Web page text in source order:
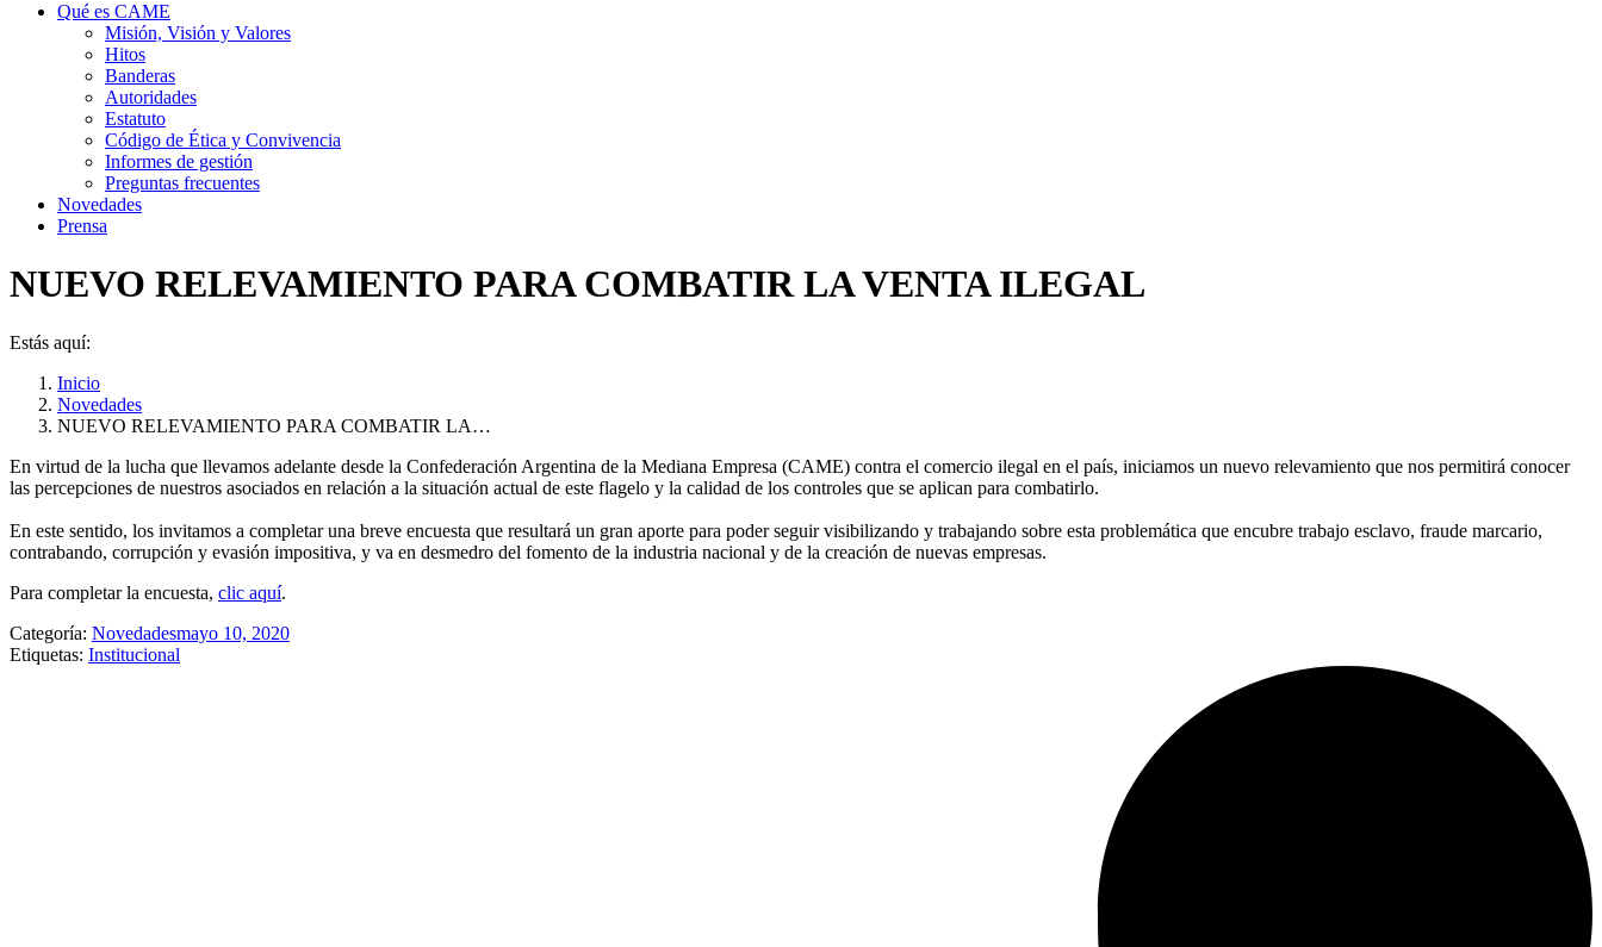
Qué es CAME
Misión, Visión y Valores
Hitos
Banderas
Autoridades
Estatuto
Código de Ética y Convivencia
Informes de gestión
Preguntas frecuentes
Novedades
Prensa
NUEVO RELEVAMIENTO PARA COMBATIR LA VENTA ILEGAL
Estás aquí:
Inicio
Novedades
NUEVO RELEVAMIENTO PARA COMBATIR LA…
En virtud de la lucha que llevamos adelante desde la Confederación Argentina de la Mediana Empresa (CAME) contra el comercio ilegal en el país, iniciamos un nuevo relevamiento que nos permitirá conocer
las percepciones de nuestros asociados en relación a la situación actual de este flagelo y la calidad de los controles que se aplican para combatirlo.
En este sentido, los invitamos a completar una breve encuesta que resultará un gran aporte para poder seguir visibilizando y trabajando sobre esta problemática que encubre trabajo esclavo, fraude marcario,
contrabando, corrupción y evasión impositiva, y va en desmedro del fomento de la industria nacional y de la creación de nuevas empresas.
Para completar la encuesta, clic aquí.
Categoría: Novedadesmayo 10, 2020
Etiquetas: Institucional